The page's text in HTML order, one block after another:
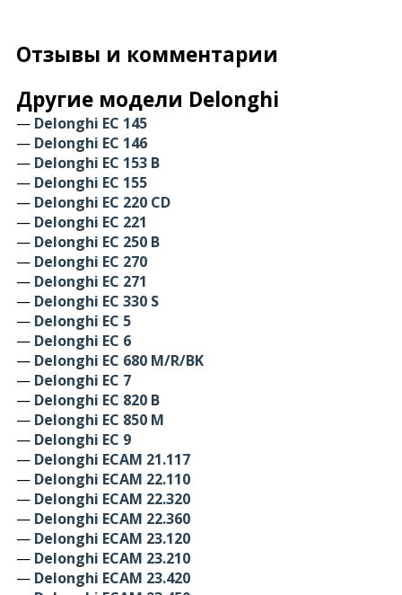
Отзывы и комментарии
Другие модели Delonghi
— Delonghi EC 145
— Delonghi EC 146
— Delonghi EC 153 B
— Delonghi EC 155
— Delonghi EC 220 CD
— Delonghi EC 221
— Delonghi EC 250 B
— Delonghi EC 270
— Delonghi EC 271
— Delonghi EC 330 S
— Delonghi EC 5
— Delonghi EC 6
— Delonghi EC 680 M/R/BK
— Delonghi EC 7
— Delonghi EC 820 B
— Delonghi EC 850 M
— Delonghi EC 9
— Delonghi ECAM 21.117
— Delonghi ECAM 22.110
— Delonghi ECAM 22.320
— Delonghi ECAM 22.360
— Delonghi ECAM 23.120
— Delonghi ECAM 23.210
— Delonghi ECAM 23.420